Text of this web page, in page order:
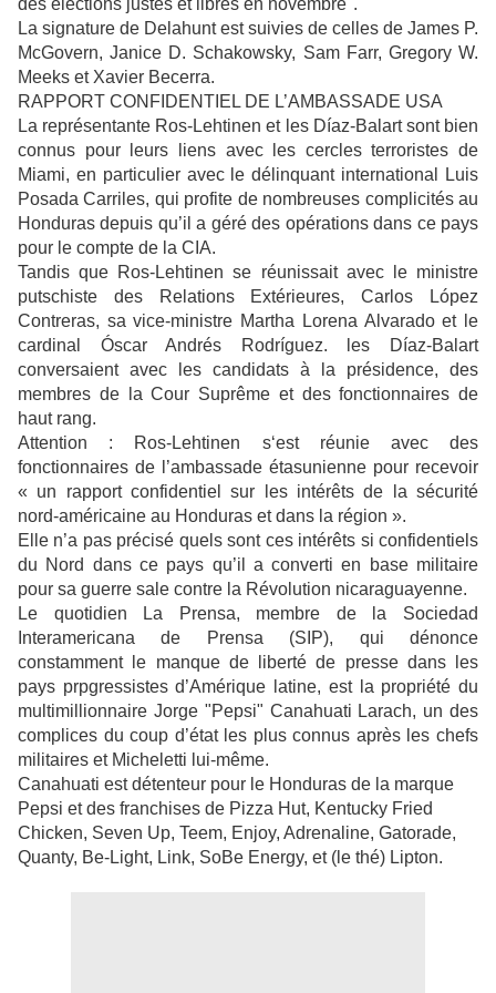
des élections justes et libres en novembre".
La signature de Delahunt est suivies de celles de James P.
McGovern, Janice D. Schakowsky, Sam Farr, Gregory W.
Meeks et Xavier Becerra.
RAPPORT CONFIDENTIEL DE L’AMBASSADE USA
La représentante Ros-Lehtinen et les Díaz-Balart sont bien
connus pour leurs liens avec les cercles terroristes de
Miami, en particulier avec le délinquant international Luis
Posada Carriles, qui profite de nombreuses complicités au
Honduras depuis qu’il a géré des opérations dans ce pays
pour le compte de la CIA.
Tandis que Ros-Lehtinen se réunissait avec le ministre
putschiste des Relations Extérieures, Carlos López
Contreras, sa vice-ministre Martha Lorena Alvarado et le
cardinal Óscar Andrés Rodríguez. les Díaz-Balart
conversaient avec les candidats à la présidence, des
membres de la Cour Suprême et des fonctionnaires de
haut rang.
Attention : Ros-Lehtinen s‘est réunie avec des
fonctionnaires de l’ambassade étasunienne pour recevoir
« un rapport confidentiel sur les intérêts de la sécurité
nord-américaine au Honduras et dans la région ».
Elle n’a pas précisé quels sont ces intérêts si confidentiels
du Nord dans ce pays qu’il a converti en base militaire
pour sa guerre sale contre la Révolution nicaraguayenne.
Le quotidien La Prensa, membre de la Sociedad
Interamericana de Prensa (SIP), qui dénonce
constamment le manque de liberté de presse dans les
pays prpgressistes d’Amérique latine, est la propriété du
multimillionnaire Jorge "Pepsi" Canahuati Larach, un des
complices du coup d’état les plus connus après les chefs
militaires et Micheletti lui-même.
Canahuati est détenteur pour le Honduras de la marque
Pepsi et des franchises de Pizza Hut, Kentucky Fried
Chicken, Seven Up, Teem, Enjoy, Adrenaline, Gatorade,
Quanty, Be-Light, Link, SoBe Energy, et (le thé) Lipton.